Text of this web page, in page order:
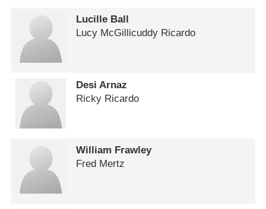
Lucille Ball
Lucy McGillicuddy Ricardo
Desi Arnaz
Ricky Ricardo
William Frawley
Fred Mertz